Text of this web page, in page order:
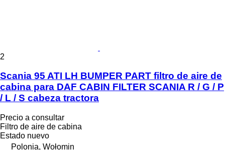
2
Scania 95 ATI LH BUMPER PART filtro de aire de
cabina para DAF CABIN FILTER SCANIA R / G / P
/ L / S cabeza tractora
Precio a consultar
Filtro de aire de cabina
Estado nuevo
Polonia, Wołomin